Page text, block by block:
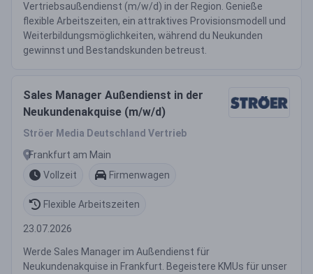
Vertriebsaußendienst (m/w/d) in der Region. Genieße
flexible Arbeitszeiten, ein attraktives Provisionsmodell und
Weiterbildungsmöglichkeiten, während du Neukunden
gewinnst und Bestandskunden betreust.
Sales Manager Außendienst in der
Neukundenakquise (m/w/d)
Ströer Media Deutschland Vertrieb
Frankfurt am Main
Vollzeit
Firmenwagen
Flexible Arbeitszeiten
23.07.2026
Werde Sales Manager im Außendienst für
Neukundenakquise in Frankfurt. Begeistere KMUs für unser